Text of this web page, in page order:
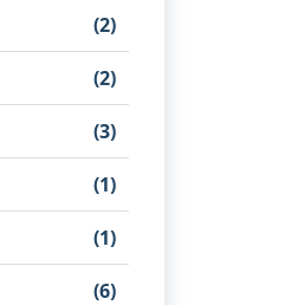
(2)
(2)
(3)
(1)
(1)
(6)